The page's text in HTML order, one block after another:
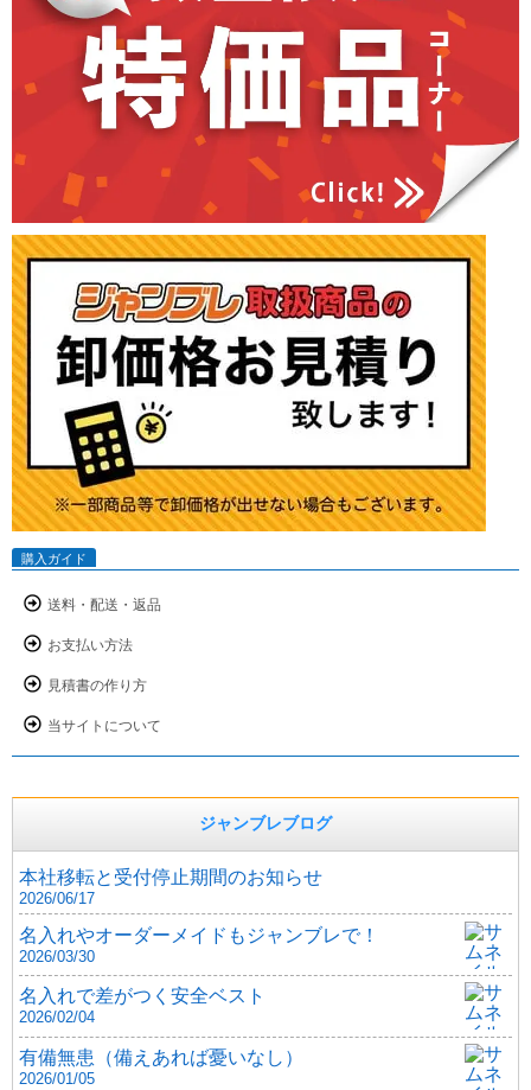
購入ガイド
送料・配送・返品
お支払い方法
見積書の作り方
当サイトについて
ジャンブレブログ
本社移転と受付停止期間のお知らせ
2026/06/17
名入れやオーダーメイドもジャンブレで！
2026/03/30
名入れで差がつく安全ベスト
2026/02/04
有備無患（備えあれば憂いなし）
2026/01/05